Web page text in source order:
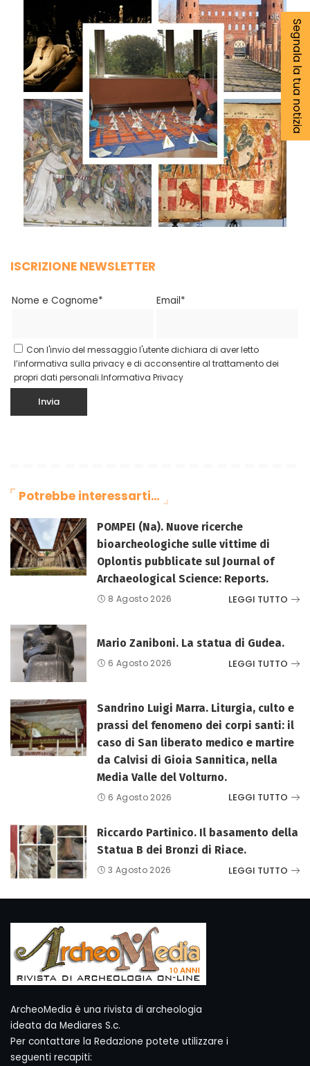
ISCRIZIONE NEWSLETTER
Nome e Cognome* Email*
Con l'invio del messaggio l'utente dichiara di aver letto
l’informativa sulla privacy e di acconsentire al trattamento dei
propri dati personali.Informativa Privacy
Potrebbe interessarti…
POMPEI (Na). Nuove ricerche
bioarcheologiche sulle vittime di
Oplontis pubblicate sul Journal of
Archaeological Science: Reports.
8 Agosto 2026 LEGGI TUTTO
Mario Zaniboni. La statua di Gudea.
6 Agosto 2026 LEGGI TUTTO
Sandrino Luigi Marra. Liturgia, culto e
prassi del fenomeno dei corpi santi: il
caso di San liberato medico e martire
da Calvisi di Gioia Sannitica, nella
Media Valle del Volturno.
6 Agosto 2026 LEGGI TUTTO
Riccardo Partinico. Il basamento della
Statua B dei Bronzi di Riace.
3 Agosto 2026 LEGGI TUTTO
Segnala la tua notizia
ArcheoMedia è una rivista di archeologia
ideata da Mediares S.c.
Per contattare la Redazione potete utilizzare i
seguenti recapiti: